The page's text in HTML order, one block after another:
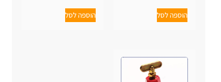
הוספה לסל הוספה לסל